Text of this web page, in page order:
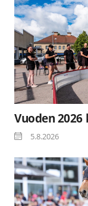
Vuoden
5.8.2026